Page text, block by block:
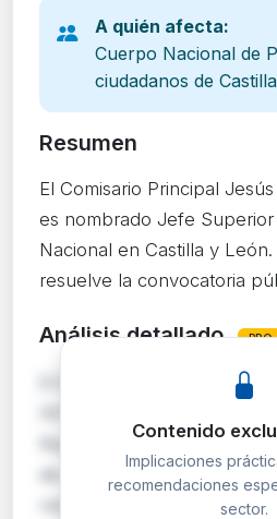
A quién afecta:
Cuerpo Nacional de
ciudadanos de
Resumen
El Comisario Principal
es nombrado Jefe Superior
Nacional en Castilla y
resuelve la convocatoria
Análisis detallado PRO
El Ministerio del Interior,
Rodríguez como Jefe
de la Dirección General de
nombramiento se
Contenido
Implicaciones
recomendaciones
sector.